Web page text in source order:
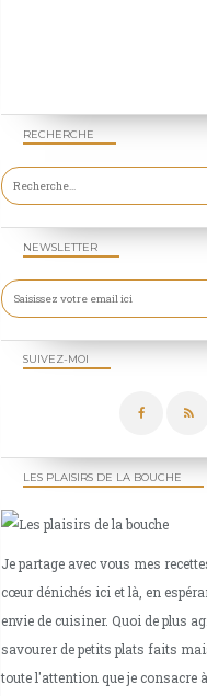
ASSIETTE
BARBECUE
NEWSLETTER
SUIVEZ-MOI
RECHERCHE
LES PLAISIRS DE LA BOUCHE
Je partage avec vous mes
cœur dénichés ici et là, en
envie de cuisiner. Quoi de plus
savourer de petits plats faits
toute l'attention que je consacre